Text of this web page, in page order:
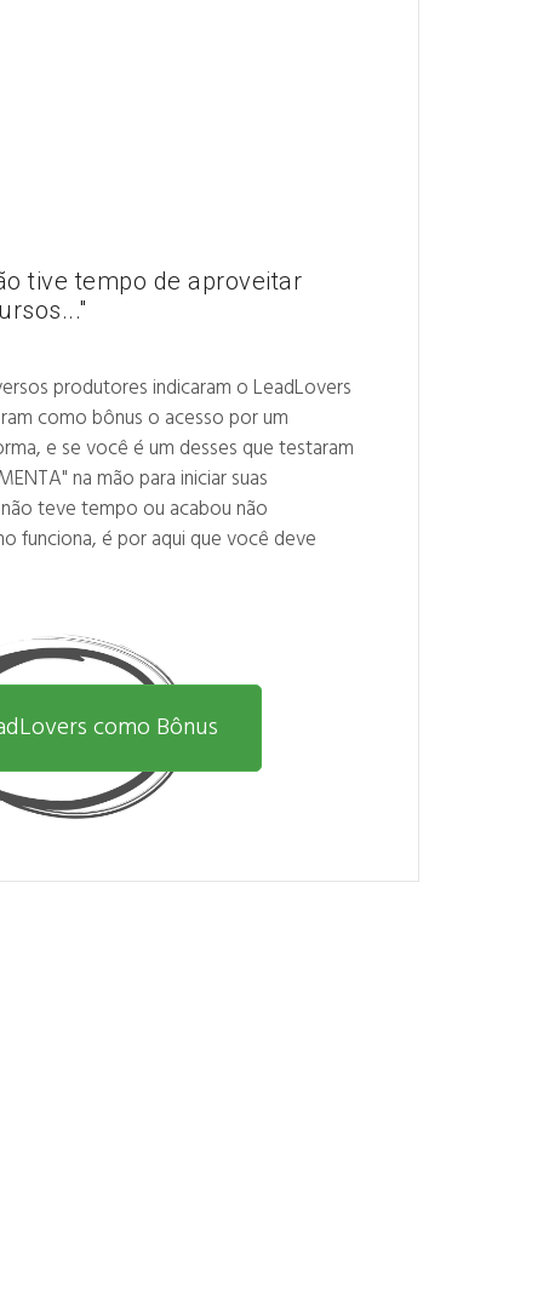
tive tempo de aproveitar
produtores indicaram o LeadLovers
como bônus o acesso por um
e se você é um desses que testaram
na mão para iniciar suas
teve tempo ou acabou não
funciona, é por aqui que você deve
como Bônus